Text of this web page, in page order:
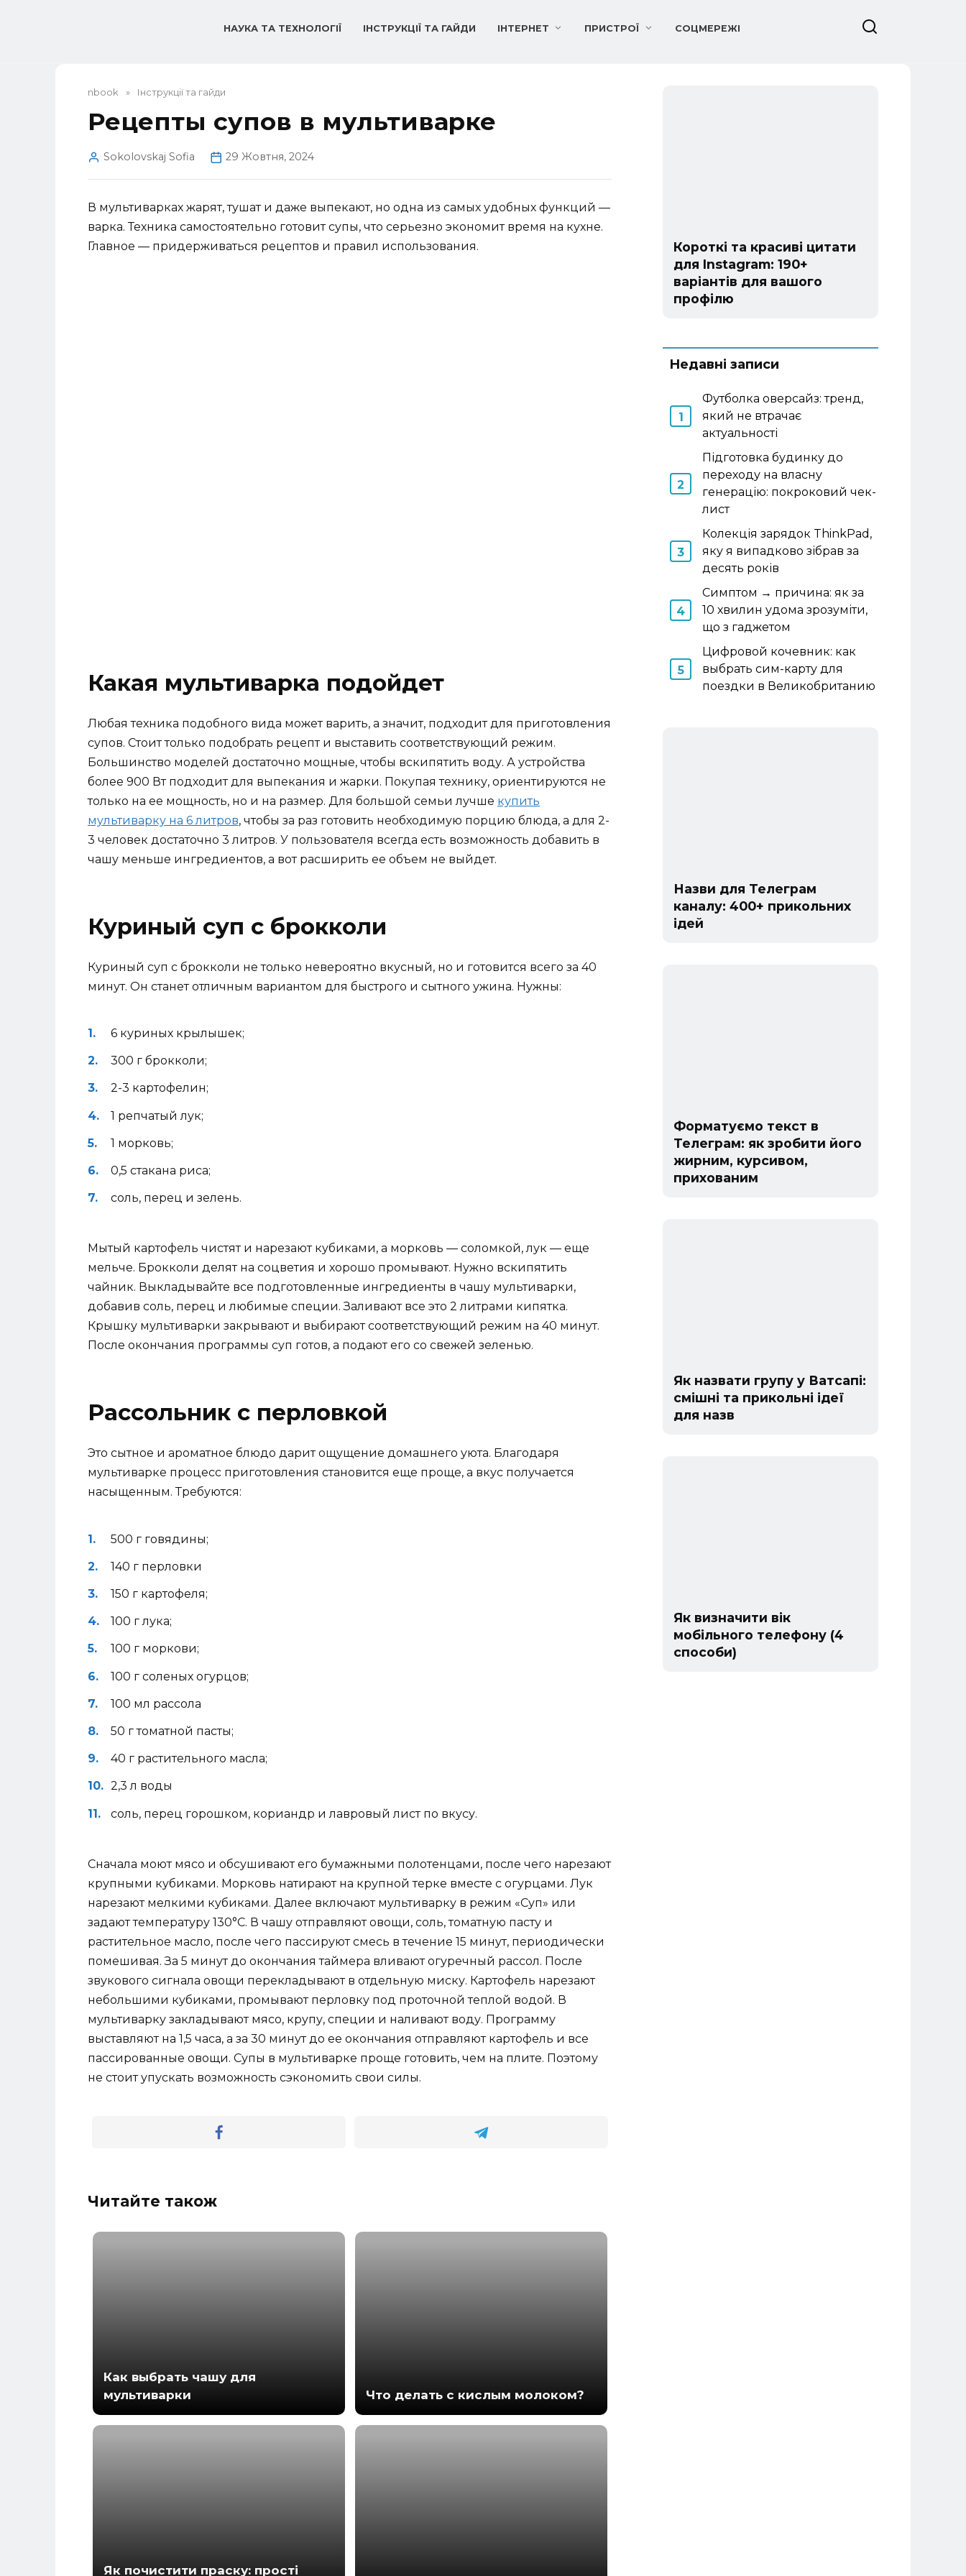
НАУКА ТА ТЕХНОЛОГІЇ ІНСТРУКЦІЇ ТА ГАЙДИ ІНТЕРНЕТ ПРИСТРОЇ СОЦМЕРЕЖІ
nbook » Інструкції та гайди
Рецепты супов в мультиварке
Sokolovskaj Sofia 29 Жовтня, 2024
В мультиварках жарят, тушат и даже выпекают, но одна из самых удобных функций —
варка. Техника самостоятельно готовит супы, что серьезно экономит время на кухне.
Главное — придерживаться рецептов и правил использования.
Какая мультиварка подойдет
Любая техника подобного вида может варить, а значит, подходит для приготовления
супов. Стоит только подобрать рецепт и выставить соответствующий режим.
Большинство моделей достаточно мощные, чтобы вскипятить воду. А устройства
более 900 Вт подходит для выпекания и жарки. Покупая технику, ориентируются не
только на ее мощность, но и на размер. Для большой семьи лучше купить
мультиварку на 6 литров, чтобы за раз готовить необходимую порцию блюда, а для 2-
3 человек достаточно 3 литров. У пользователя всегда есть возможность добавить в
чашу меньше ингредиентов, а вот расширить ее объем не выйдет.
Куриный суп с брокколи
Куриный суп с брокколи не только невероятно вкусный, но и готовится всего за 40
минут. Он станет отличным вариантом для быстрого и сытного ужина. Нужны:
6 куриных крылышек;
300 г брокколи;
2-3 картофелин;
1 репчатый лук;
1 морковь;
0,5 стакана риса;
соль, перец и зелень.
Мытый картофель чистят и нарезают кубиками, а морковь — соломкой, лук — еще
мельче. Брокколи делят на соцветия и хорошо промывают. Нужно вскипятить
чайник. Выкладывайте все подготовленные ингредиенты в чашу мультиварки,
добавив соль, перец и любимые специи. Заливают все это 2 литрами кипятка.
Крышку мультиварки закрывают и выбирают соответствующий режим на 40 минут.
После окончания программы суп готов, а подают его со свежей зеленью.
Рассольник с перловкой
Это сытное и ароматное блюдо дарит ощущение домашнего уюта. Благодаря
мультиварке процесс приготовления становится еще проще, а вкус получается
насыщенным. Требуются:
500 г говядины;
140 г перловки
150 г картофеля;
100 г лука;
100 г моркови;
100 г соленых огурцов;
100 мл рассола
50 г томатной пасты;
40 г растительного масла;
2,3 л воды
соль, перец горошком, кориандр и лавровый лист по вкусу.
Сначала моют мясо и обсушивают его бумажными полотенцами, после чего нарезают
крупными кубиками. Морковь натирают на крупной терке вместе с огурцами. Лук
нарезают мелкими кубиками. Далее включают мультиварку в режим «Суп» или
задают температуру 130°C. В чашу отправляют овощи, соль, томатную пасту и
растительное масло, после чего пассируют смесь в течение 15 минут, периодически
помешивая. За 5 минут до окончания таймера вливают огуречный рассол. После
звукового сигнала овощи перекладывают в отдельную миску. Картофель нарезают
небольшими кубиками, промывают перловку под проточной теплой водой. В
мультиварку закладывают мясо, крупу, специи и наливают воду. Программу
выставляют на 1,5 часа, а за 30 минут до ее окончания отправляют картофель и все
пассированные овощи. Супы в мультиварке проще готовить, чем на плите. Поэтому
не стоит упускать возможность сэкономить свои силы.
Читайте також
Как выбрать чашу для
мультиварки
Что делать с кислым молоком?
Як почистити праску: прості
Короткі та красиві цитати
для Instagram: 190+
варіантів для вашого
профілю
Недавні записи
Футболка оверсайз: тренд,
який не втрачає
актуальності
Підготовка будинку до
переходу на власну
генерацію: покроковий чек-
лист
Колекція зарядок ThinkPad,
яку я випадково зібрав за
десять років
Симптом → причина: як за
10 хвилин удома зрозуміти,
що з гаджетом
Цифровой кочевник: как
выбрать сим-карту для
поездки в Великобританию
Назви для Телеграм
каналу: 400+ прикольних
ідей
Форматуємо текст в
Телеграм: як зробити його
жирним, курсивом,
прихованим
Як назвати групу у Ватсапі:
смішні та прикольні ідеї
для назв
Як визначити вік
мобільного телефону (4
способи)